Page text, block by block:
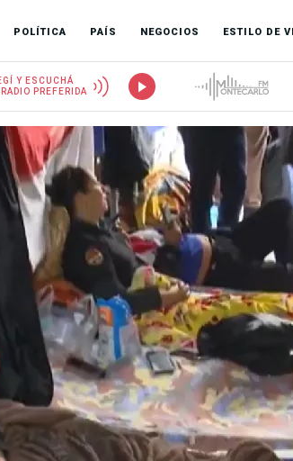
POLÍTICA PAÍS NEGOCIOS ESTILO DE
Y ESCUCHÁ
PREFERIDA